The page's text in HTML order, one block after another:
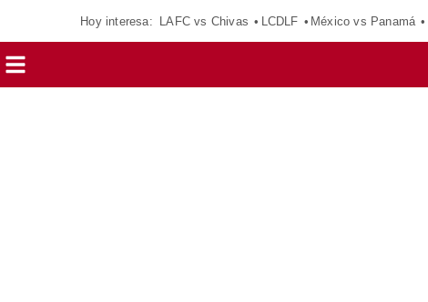
Hoy interesa: LAFC vs Chivas LCDLF México vs Panamá